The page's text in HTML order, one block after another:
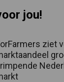
jou!
ziet